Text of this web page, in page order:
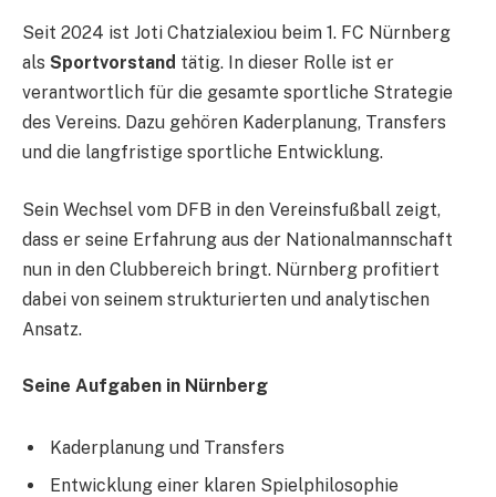
Seit 2024 ist Joti Chatzialexiou beim 1. FC Nürnberg
als Sportvorstand tätig. In dieser Rolle ist er
verantwortlich für die gesamte sportliche Strategie
des Vereins. Dazu gehören Kaderplanung, Transfers
und die langfristige sportliche Entwicklung.
Sein Wechsel vom DFB in den Vereinsfußball zeigt,
dass er seine Erfahrung aus der Nationalmannschaft
nun in den Clubbereich bringt. Nürnberg profitiert
dabei von seinem strukturierten und analytischen
Ansatz.
Seine Aufgaben in Nürnberg
Kaderplanung und Transfers
Entwicklung einer klaren Spielphilosophie